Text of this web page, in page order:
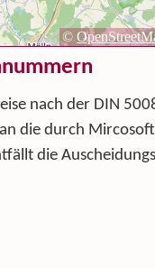
nach der DIN
die durch
die